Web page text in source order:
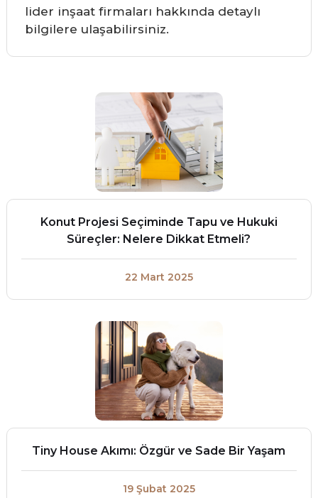
lider inşaat firmaları hakkında detaylı
bilgilere ulaşabilirsiniz.
Konut Projesi Seçiminde Tapu ve Hukuki
Süreçler: Nelere Dikkat Etmeli?
22 Mart 2025
Tiny House Akımı: Özgür ve Sade Bir Yaşam
19 Şubat 2025